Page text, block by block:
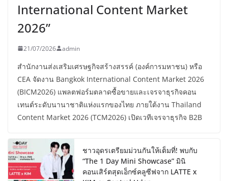
International Content Market
2026”
21/07/2026 admin
สำนักงานส่งเสริมเศรษฐกิจสร้างสรรค์ (องค์การมหาชน) หรือ
CEA จัดงาน Bangkok International Content Market 2026
(BICM2026) แพลตฟอร์มตลาดซื้อขายและเจรจาธุรกิจคอน
เทนต์ระดับนานาชาติแห่งแรกของไทย ภายใต้งาน Thailand
Content Market 2026 (TCM2026) เปิดเวทีเจรจาธุรกิจ B2B
ชาวอุดรเตรียมม่วนกันให้เต็มที่! พบกับ
“The 1 Day Mini Showcase” มินิ
คอนเสิร์ตสุดเอ็กซ์คลูซีฟจาก LATTE x